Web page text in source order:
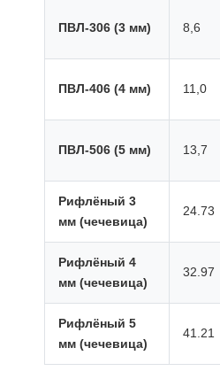
ПВЛ-306 (3 мм) 8,6
ПВЛ-406 (4 мм) 11,0
ПВЛ-506 (5 мм) 13,7
Рифлёный 3
мм (чечевица)
24.73
Рифлёный 4
мм (чечевица)
32.97
Рифлёный 5
мм (чечевица)
41.21